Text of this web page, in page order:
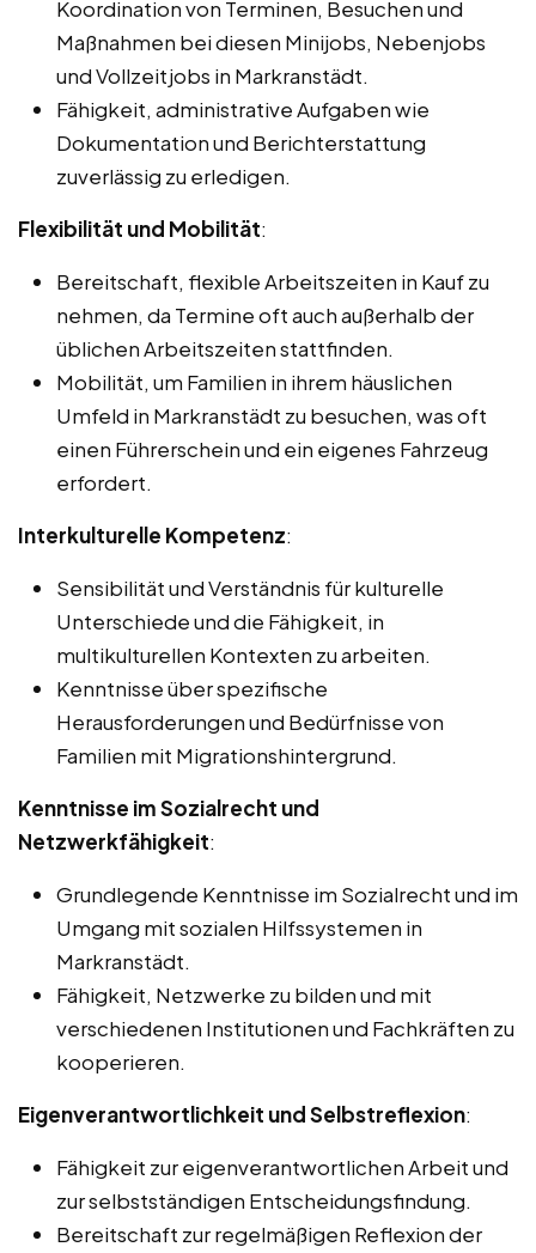
Koordination von Terminen, Besuchen und
Maßnahmen bei diesen Minijobs, Nebenjobs
und Vollzeitjobs in Markranstädt.
Fähigkeit, administrative Aufgaben wie
Dokumentation und Berichterstattung
zuverlässig zu erledigen.
Flexibilität und Mobilität:
Bereitschaft, flexible Arbeitszeiten in Kauf zu
nehmen, da Termine oft auch außerhalb der
üblichen Arbeitszeiten stattfinden.
Mobilität, um Familien in ihrem häuslichen
Umfeld in Markranstädt zu besuchen, was oft
einen Führerschein und ein eigenes Fahrzeug
erfordert.
Interkulturelle Kompetenz:
Sensibilität und Verständnis für kulturelle
Unterschiede und die Fähigkeit, in
multikulturellen Kontexten zu arbeiten.
Kenntnisse über spezifische
Herausforderungen und Bedürfnisse von
Familien mit Migrationshintergrund.
Kenntnisse im Sozialrecht und
Netzwerkfähigkeit:
Grundlegende Kenntnisse im Sozialrecht und im
Umgang mit sozialen Hilfssystemen in
Markranstädt.
Fähigkeit, Netzwerke zu bilden und mit
verschiedenen Institutionen und Fachkräften zu
kooperieren.
Eigenverantwortlichkeit und Selbstreflexion:
Fähigkeit zur eigenverantwortlichen Arbeit und
zur selbstständigen Entscheidungsfindung.
Bereitschaft zur regelmäßigen Reflexion der